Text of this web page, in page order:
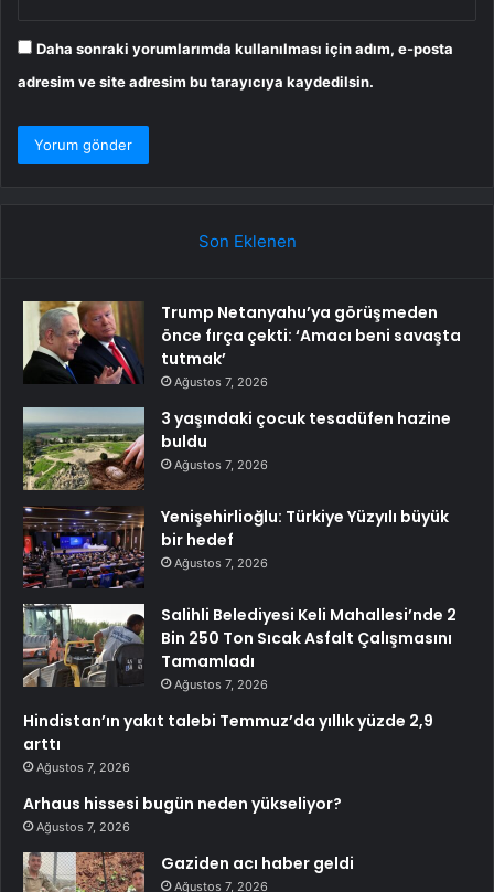
Daha sonraki yorumlarımda kullanılması için adım, e-posta
adresim ve site adresim bu tarayıcıya kaydedilsin.
Son Eklenen
Trump Netanyahu’ya görüşmeden
önce fırça çekti: ‘Amacı beni savaşta
tutmak’
Ağustos 7, 2026
3 yaşındaki çocuk tesadüfen hazine
buldu
Ağustos 7, 2026
Yenişehirlioğlu: Türkiye Yüzyılı büyük
bir hedef
Ağustos 7, 2026
Salihli Belediyesi Keli Mahallesi’nde 2
Bin 250 Ton Sıcak Asfalt Çalışmasını
Tamamladı
Ağustos 7, 2026
Hindistan’ın yakıt talebi Temmuz’da yıllık yüzde 2,9
arttı
Ağustos 7, 2026
Arhaus hissesi bugün neden yükseliyor?
Ağustos 7, 2026
Gaziden acı haber geldi
Ağustos 7, 2026